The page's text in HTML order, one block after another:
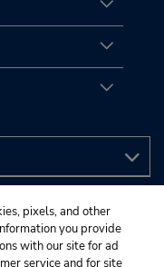
pixels, and other
you provide
with our site for ad
service and for site